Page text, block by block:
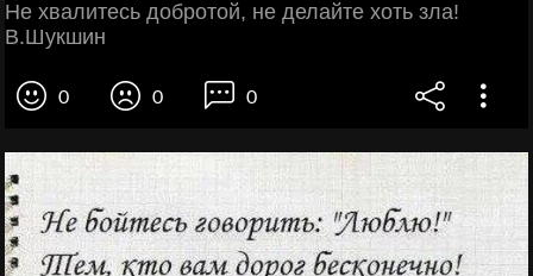
Не хвалитесь добротой, не делайте хоть зла!
В.Шукшин
0 0 0